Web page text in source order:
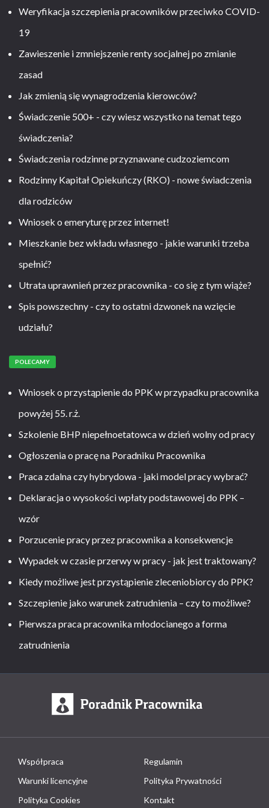
Weryfikacja szczepienia pracowników przeciwko COVID-
19
Zawieszenie i zmniejszenie renty socjalnej po zmianie
zasad
Jak zmienią się wynagrodzenia kierowców?
Świadczenie 500+ - czy wiesz wszystko na temat tego
świadczenia?
Świadczenia rodzinne przyznawane cudzoziemcom
Rodzinny Kapitał Opiekuńczy (RKO) - nowe świadczenia
dla rodziców
Wniosek o emeryturę przez internet!
Mieszkanie bez wkładu własnego - jakie warunki trzeba
spełnić?
Utrata uprawnień przez pracownika - co się z tym wiąże?
Spis powszechny - czy to ostatni dzwonek na wzięcie
udziału?
POLECAMY
Wniosek o przystąpienie do PPK w przypadku pracownika
powyżej 55. r.ż.
Szkolenie BHP niepełnoetatowca w dzień wolny od pracy
Ogłoszenia o pracę na Poradniku Pracownika
Praca zdalna czy hybrydowa - jaki model pracy wybrać?
Deklaracja o wysokości wpłaty podstawowej do PPK –
wzór
Porzucenie pracy przez pracownika a konsekwencje
Wypadek w czasie przerwy w pracy - jak jest traktowany?
Kiedy możliwe jest przystąpienie zleceniobiorcy do PPK?
Szczepienie jako warunek zatrudnienia – czy to możliwe?
Pierwsza praca pracownika młodocianego a forma
zatrudnienia
Współpraca
Regulamin
Warunki licencyjne
Polityka Prywatności
Polityka Cookies
Kontakt